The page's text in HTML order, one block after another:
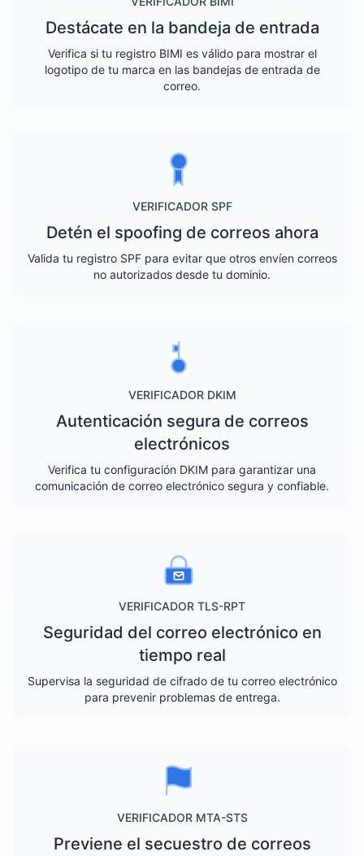
Destácate en la bandeja de entrada
Verifica si tu registro BIMI es válido para mostrar el
logotipo de tu marca en las bandejas de entrada de
correo.
VERIFICADOR SPF
Detén el spoofing de correos ahora
Valida tu registro SPF para evitar que otros envíen correos
no autorizados desde tu dominio.
VERIFICADOR DKIM
Autenticación segura de correos
electrónicos
Verifica tu configuración DKIM para garantizar una
comunicación de correo electrónico segura y confiable.
VERIFICADOR TLS-RPT
Seguridad del correo electrónico en
tiempo real
Supervisa la seguridad de cifrado de tu correo electrónico
para prevenir problemas de entrega.
VERIFICADOR MTA-STS
Previene el secuestro de correos